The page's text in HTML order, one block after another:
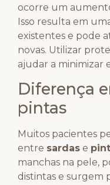
ocorre um
Isso resulta em
existentes e pode
novas. Utilizar
ajudar a minimizar
Diferença
pintas
Muitos pacientes
entre sardas e
manchas na pele,
distintas e surgem